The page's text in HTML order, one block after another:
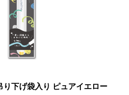
り下げ袋入り ピュアイエロー